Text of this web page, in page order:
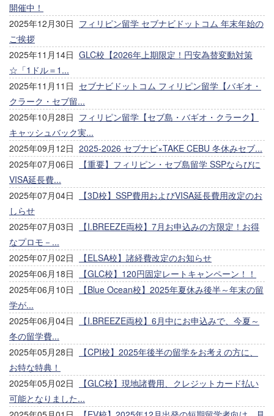
開催中！
2025年12月30日 フィリピン留学 セブナビドットコム 年末年始の
ご挨拶
2025年11月14日 GLC校【2026年上期限定！円安為替変動対策
☆「1ドル＝1...
2025年11月11日 セブナビドットコム フィリピン留学【バギオ・
クラーク・セブ留...
2025年10月28日 フィリピン留学【セブ島・バギオ・クラーク】
キャッシュバック実...
2025年09月12日 2025-2026 セブナビ×TAKE CEBU 冬休みセブ...
2025年07月06日
【重要】フィリピン・セブ島留学 SSPならびに
VISA延長費...
2025年07月04日
【3D校】SSP費用およびVISA延長費用改定のお
しらせ
2025年07月03日
【I.BREEZE両校】7月お申込みの方限定！お得
なプロモ－...
2025年07月02日
【ELSA校】諸経費改定のお知らせ
2025年06月18日
【GLC校】120円固定レートキャンペーン！！
2025年06月10日
【Blue Ocean校】2025年夏休み後半～年末の留
学が...
2025年06月04日
【I.BREEZE両校】6月中にお申込みで、今夏～
冬の留学費...
2025年05月28日
【CPI校】2025年後半の留学をお考えの方に、
お特な特典！
2025年05月02日
【GLC校】現地諸費用、クレジットカード払い
可能となりました...